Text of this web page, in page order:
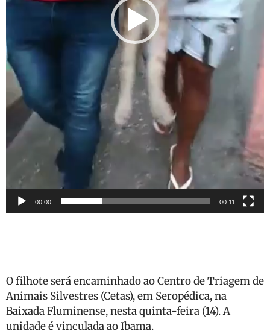
00:00 00:11
O filhote será encaminhado ao Centro de Triagem de
Animais Silvestres (Cetas), em Seropédica, na
Baixada Fluminense, nesta quinta-feira (14). A
unidade é vinculada ao Ibama.